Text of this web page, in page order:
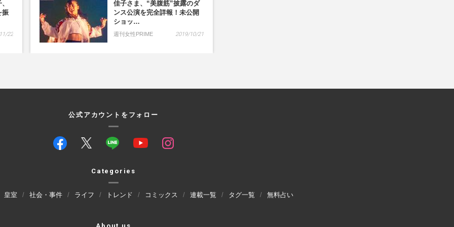
振
22
佳子さま、“美腹筋”披露のダ
ンス公演を完全詳報！未公開
ショッ…
週刊女性PRIME 2019/10/21
公式アカウントをフォロー
Categories
皇室 社会・事件 ライフ トレンド コミックス 連載一覧 タグ一覧 無料占い